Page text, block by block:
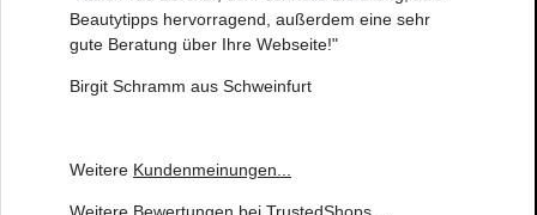
Beautytipps hervorragend, außerdem eine sehr
gute Beratung über Ihre Webseite!"
Birgit Schramm aus Schweinfurt
Weitere Kundenmeinungen
Weitere Bewertungen bei TrustedShops